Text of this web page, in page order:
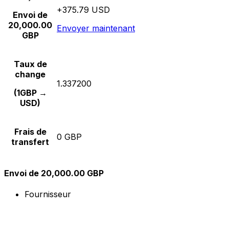
Envoi de
20,000.00
GBP
+375.79 USD
Envoyer maintenant
Taux de
change
(1GBP →
USD)
1.337200
Frais de
transfert
0 GBP
Envoi de 20,000.00 GBP
Fournisseur